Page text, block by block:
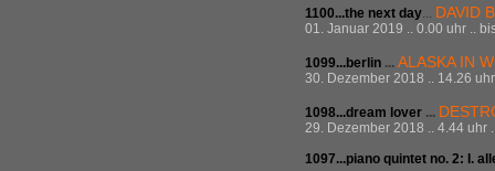
1100...the next day... DAVID
01. Januar 2019 .. 0.00 uhr ..
1099...berlin ... ALASKA IN
30. Dezember 2018 .. 14.26
1098...dream lover ...
29. Dezember 2018 .. 4.44 uhr
1097...piano quintet no. 2: I.